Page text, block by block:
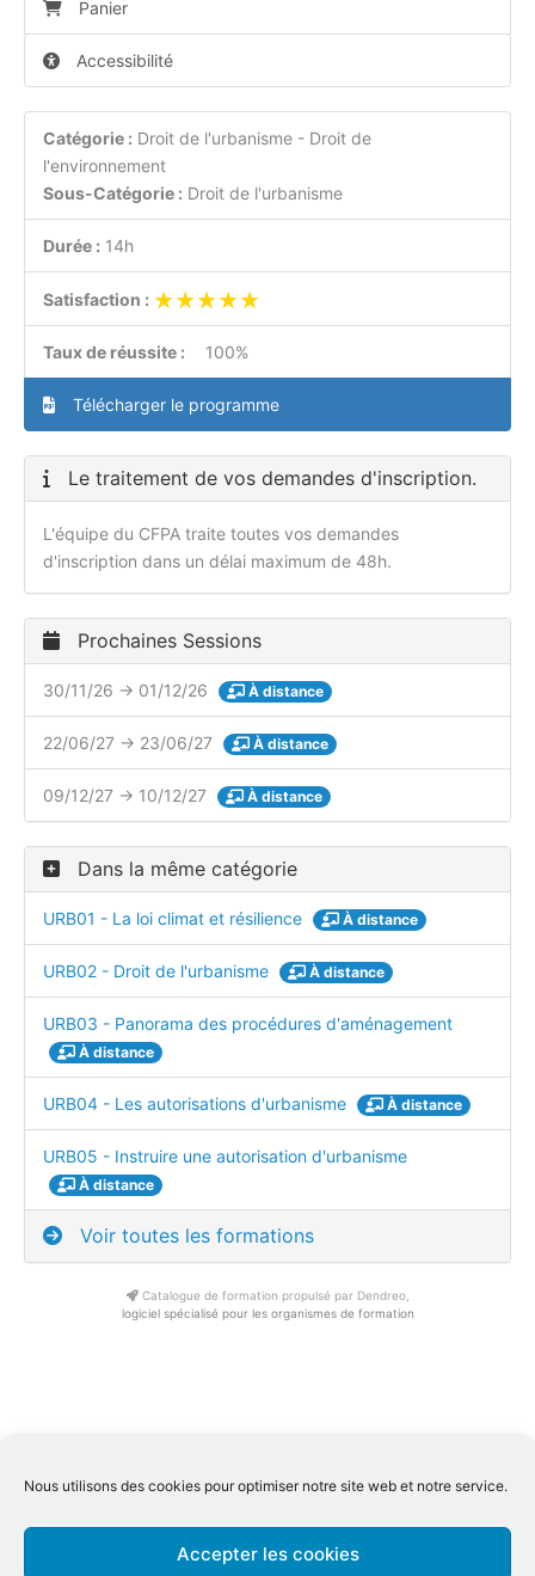
Nous utilisons des cookies pour optimiser notre site web et notre service.
Accepter les cookies
Panier
Accessibilité
Catégorie : Droit de l'urbanisme - Droit de
l'environnement
Sous-Catégorie : Droit de l'urbanisme
Durée : 14h
Satisfaction : ★★★★★
★★★★★
Taux de réussite : 100%
Télécharger le programme
Le traitement de vos demandes d'inscription.
L'équipe du CFPA traite toutes vos demandes
d'inscription dans un délai maximum de 48h.
Prochaines Sessions
30/11/26 → 01/12/26 À distance
22/06/27 → 23/06/27 À distance
09/12/27 → 10/12/27 À distance
Dans la même catégorie
URB01 - La loi climat et résilience À distance
URB02 - Droit de l'urbanisme À distance
URB03 - Panorama des procédures d'aménagement
À distance
URB04 - Les autorisations d'urbanisme À distance
URB05 - Instruire une autorisation d'urbanisme
À distance
Voir toutes les formations
Catalogue de formation propulsé par Dendreo,
logiciel spécialisé pour les organismes de formation
Conditions générale de ventes Inter|Conditions générale de
Conditions générale spécifiques distanciel
Mentions légales|
Qualiopi